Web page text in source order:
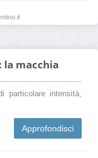
la macchia
particolare intensità,
Approfondisci